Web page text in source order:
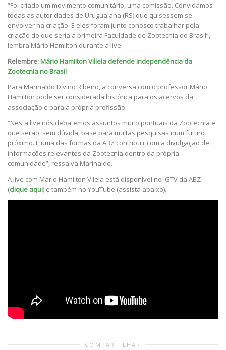
“Foi criado um movimento comunitário, uma comissão. Convidamos
todas as autoridades de Uruguaiana (RS) que quisessem se
envolver na criação. E eles foram junto conosco trabalhar pela
criação do que seria a primeira Faculdade de Zootecnia do Brasil”,
lembra Mário Hamilton durante a live.
Relembre:Mário Hamilton Villela defende independência da
Zootecnia no Brasil
Para Marinaldo Divino Ribeiro, a conversa com o professor Mário
Hamilton pode ser considerada histórica para os acervos da
associação e para a própria profissão.
“Nesta live nós debatemos assuntos muito pontuais da Zootecnia e
que serão, sem dúvida, base para muitas pesquisas num futuro
próximo. É uma das formas da ABZ contribuir com a divulgação de
informações relevantes da Zootecnia dentro da própria
comunidade”, ressalva Marinaldo.
A live com Mário Hamilton Vilela está disponível no IGTV da ABZ
(clique aqui) e também no YouTube (assista abaixo).
COMPARTILHAR